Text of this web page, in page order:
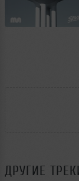
ДРУГИЕ